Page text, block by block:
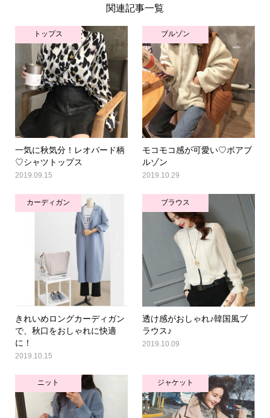
関連記事一覧
トップス
一気に秋気分！レオパード柄
♡シャツトップス
2019.09.15
ブルゾン
モコモコ感が可愛い♡ボアブ
ルゾン
2019.10.29
カーディガン
きれいめロングカーディガン
で、秋口をおしゃれに快適
に！
2019.10.15
ブラウス
透け感がおしゃれ♪韓国風ブ
ラウス♪
2019.10.09
ニット ジャケット